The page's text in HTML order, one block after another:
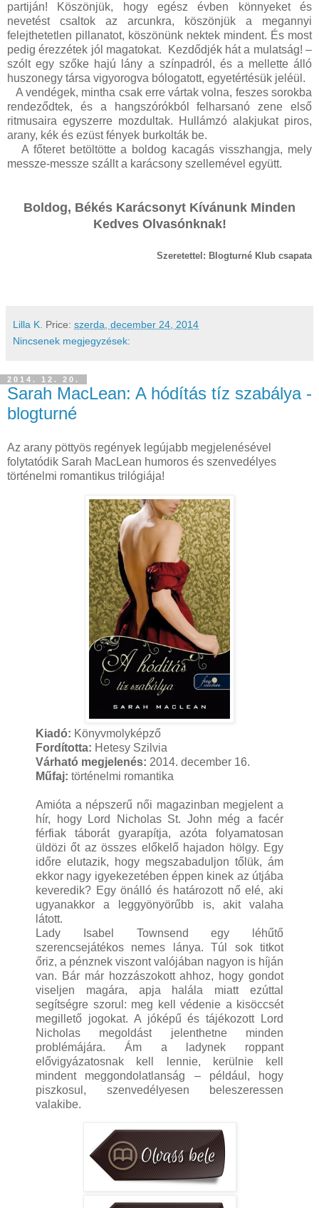
partiján! Köszönjük, hogy egész évben könnyeket és
nevetést csaltok az arcunkra, köszönjük a megannyi
felejthetetlen pillanatot, köszönünk nektek mindent. És most
pedig érezzétek jól magatokat.
Kezdődjék hát a mulatság! –
szólt egy szőke hajú lány a színpadról, és a mellette álló
huszonegy társa vigyorogva bólogatott, egyetértésük jeléül.
A vendégek, mintha csak erre vártak volna, feszes sorokba
rendeződtek, és a hangszórókból felharsanó zene első
ritmusaira egyszerre mozdultak. Hullámzó alakjukat piros,
arany, kék és ezüst fények burkolták be.
A főteret betöltötte a boldog kacagás visszhangja, mely
messze-messze szállt a karácsony szellemével együtt.
Boldog, Békés Karácsonyt Kívánunk Minden
Kedves Olvasónknak!
Szeretettel: Blogturné Klub csapata
Lilla K. Price: szerda, december 24, 2014
Nincsenek megjegyzések:
2014. 12. 20.
Sarah MacLean: A hódítás tíz szabálya -
blogturné
Az arany pöttyös regények legújabb megjelenésével
folytatódik Sarah MacLean humoros és szenvedélyes
történelmi romantikus trilógiája!
Kiadó: Könyvmolyképző
Fordította: Hetesy Szilvia
Várható megjelenés: 2014. december 16.
Műfaj: történelmi romantika
Amióta a népszerű női magazinban megjelent a
hír, hogy Lord Nicholas St. John még a facér
férfiak táborát gyarapítja, azóta folyamatosan
üldözi őt az összes előkelő hajadon hölgy. Egy
időre elutazik, hogy megszabaduljon tőlük, ám
ekkor nagy igyekezetében éppen kinek az útjába
keveredik? Egy önálló és határozott nő elé, aki
ugyanakkor a leggyönyörűbb is, akit valaha
látott.
Lady Isabel Townsend egy léhűtő
szerencsejátékos nemes lánya. Túl sok titkot
őriz, a pénznek viszont valójában nagyon is híján
van. Bár már hozzászokott ahhoz, hogy gondot
viseljen magára, apja halála miatt ezúttal
segítségre szorul: meg kell védenie a kisöccsét
megillető jogokat. A jóképű és tájékozott Lord
Nicholas megoldást jelenthetne minden
problémájára. Ám a ladynek roppant
elővigyázatosnak kell lennie, kerülnie kell
mindent meggondolatlanság – például, hogy
piszkosul, szenvedélyesen beleszeressen
valakibe.